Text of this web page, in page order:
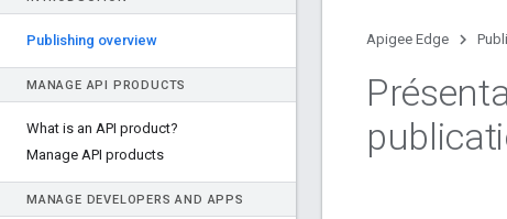
Publishing overview
MANAGE API PRODUCTS
What is an API product?
Manage API products
MANAGE DEVELOPERS AND APPS
Apigee Edge